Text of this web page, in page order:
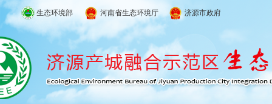
生态环境部 河南省生态环境厅 济源市政府